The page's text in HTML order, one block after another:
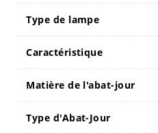
Type de lampe
Caractéristique
Matière de l'abat-jour
Type d'Abat-Jour